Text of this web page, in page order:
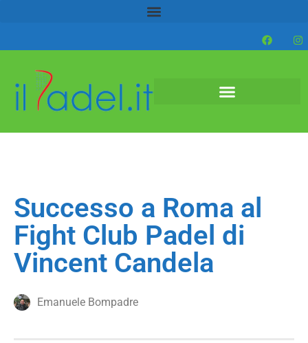
Successo a Roma al
Fight Club Padel di
Vincent Candela
Emanuele Bompadre